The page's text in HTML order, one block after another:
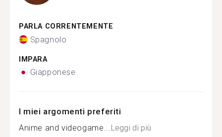
PARLA CORRENTEMENTE
Spagnolo
IMPARA
Giapponese
I miei argomenti preferiti
Anime and videogame...Leggi di più